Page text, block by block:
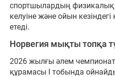
спортшылардың
келуіне және ойын
етеді.
Норвегия мықты топқа
2026 жылғы әлем
құрамасы I тобында